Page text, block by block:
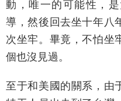
動，唯一的可能性，
導，然後回去坐十年八
次坐牢。畢竟，不怕坐
個也沒見過。
至于和美國的關系，由